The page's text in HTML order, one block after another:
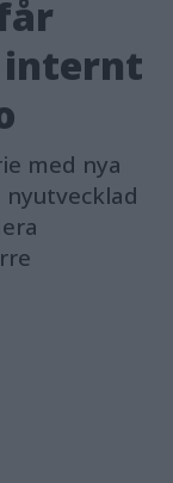
internt
med nya
nyutvecklad